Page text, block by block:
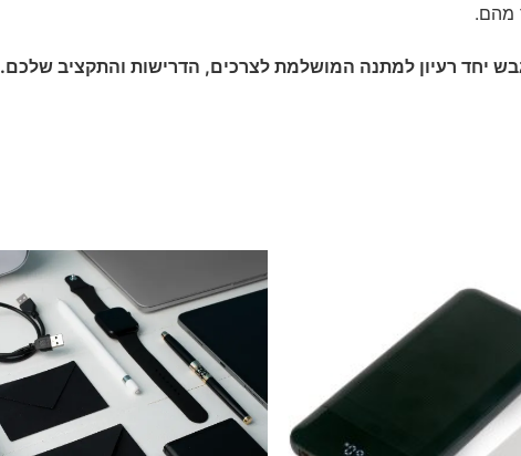
מהם.
יחד רעיון למתנה המושלמת לצרכים, הדרישות והתקציב שלכם.